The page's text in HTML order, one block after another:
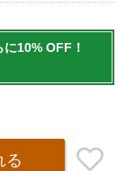
10% OFF！
る